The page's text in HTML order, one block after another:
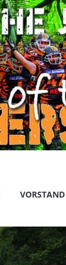
VORSTAND